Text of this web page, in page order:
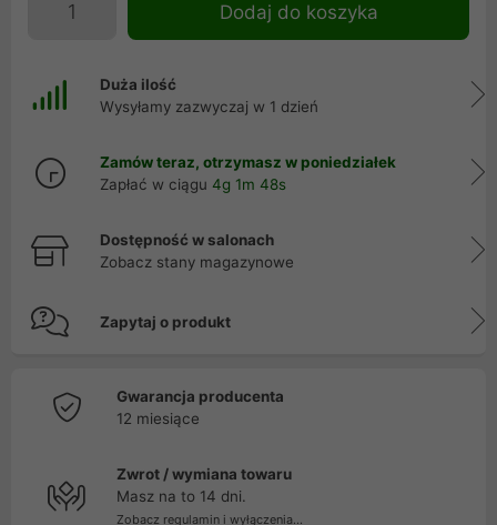
Dodaj do koszyka
Duża ilość
Wysyłamy zazwyczaj w 1 dzień
Zamów teraz, otrzymasz w poniedziałek
Zapłać w ciągu 4g 1m 48s
Dostępność w salonach
Zobacz stany magazynowe
Zapytaj o produkt
Gwarancja producenta
12 miesiące
Zwrot / wymiana towaru
Masz na to 14 dni.
Zobacz regulamin i wyłączenia...